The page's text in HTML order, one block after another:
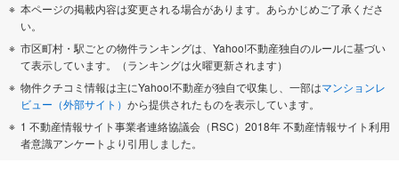
本ページの掲載内容は変更される場合があります。あらかじめご了承くださ
い。
市区町村・駅ごとの物件ランキングは、Yahoo!不動産独自のルールに基づい
て表示しています。（ランキングは火曜更新されます）
物件クチコミ情報は主にYahoo!不動産が独自で収集し、一部はマンションレ
ビュー（外部サイト） から提供されたものを表示しています。
1 不動産情報サイト事業者連絡協議会（RSC）2018年 不動産情報サイト利用
者意識アンケートより引用しました。